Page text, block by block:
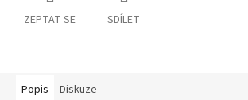
ZEPTAT SE SDÍLET
Popis Diskuze